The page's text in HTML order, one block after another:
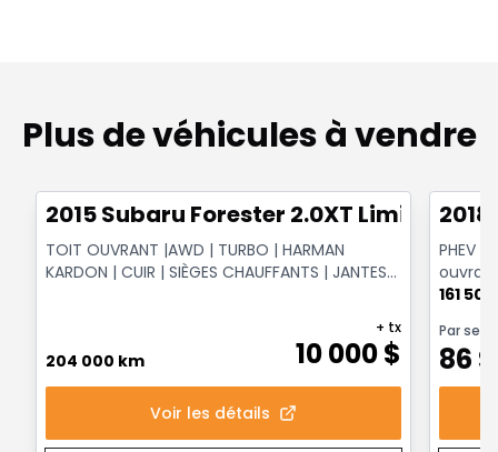
Plus de véhicules à vendre
2015 Subaru Forester 2.0XT Limited
TOIT OUVRANT |AWD | TURBO | HARMAN
KARDON | CUIR | SIÈGES CHAUFFANTS | JANTES
204 000 km 10 000$
+ tx
Voir les détails
PHEV
161
Par
86 $